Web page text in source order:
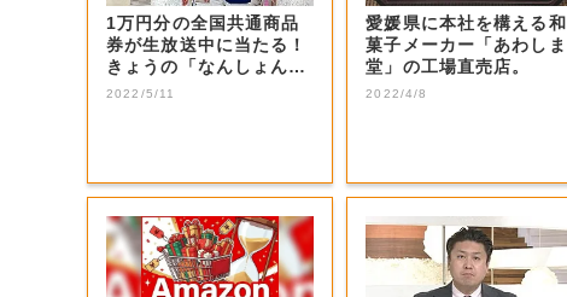
1万円分の全国共通商品
券が生放送中に当たる！
きょうの「なんしょん？
生電話クイズ」...
2022/5/11
愛媛県に本社を構える和
菓子メーカー「あわしま
堂」の工場直売店。
2022/4/8